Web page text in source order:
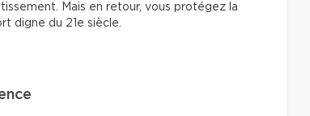
Mais en retour, vous protégez la
digne du 21e siècle.